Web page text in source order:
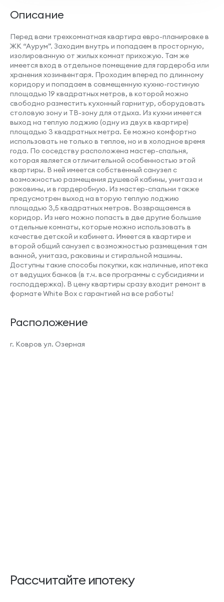
Совмещенный санузел
Наличие лоджии
Угловая комната
Место под шкаф
Описание
Перед вами трехкомнатная квартира евро-планировке в
ЖК “Аурум”. Заходим внутрь и попадаем в просторную,
изолированную от жилых комнат прихожую. Там же
имеется вход в отдельное помещение для гардероба или
хранения хозинвентаря. Проходим вперед по длинному
коридору и попадаем в совмещенную кухню-гостиную
площадью 19 квадратных метров, в которой можно
свободно разместить кухонный гарнитур, оборудовать
столовую зону и ТВ-зону для отдыха. Из кухни имеется
выход на теплую лоджию (одну из двух в квартире)
площадью 3 квадратных метра. Ее можно комфортно
использовать не только в теплое, но и в холодное время
года. По соседству расположена мастер-спальня,
которая является отличительной особенностью этой
квартиры. В ней имеется собственный санузел с
возможностью размещения душевой кабины, унитаза и
раковины, и в гардеробную. Из мастер-спальни также
предусмотрен выход на вторую теплую лоджию
площадью 3,5 квадратных метров. Возвращаемся в
коридор. Из него можно попасть в две другие большие
отдельные комнаты, которые можно использовать в
качестве детской и кабинета. Имеется в квартире и
второй общий санузел с возможностью размещения там
ванной, унитаза, раковины и стиральной машины.
Доступны такие способы покупки, как наличные, ипотека
от ведущих банков (в т.ч. все программы с субсидиями и
господдержка). В цену квартиры сразу входит ремонт в
формате White Box с гарантией на все работы!
Расположение
г. Ковров ул. Озерная
Рассчитайте ипотеку